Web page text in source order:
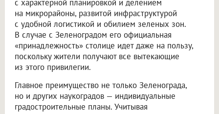
с характерной планировкой и делением
на микрорайоны, развитой инфраструктурой
с удобной логистикой и обилием зеленых зон.
В случае с Зеленоградом его официальная
«принадлежность» столице идет даже на пользу,
поскольку жители получают все вытекающие
из этого привилегии.
Главное преимущество не только Зеленограда,
но и других наукоградов — индивидуальные
градостроительные планы. Учитывая